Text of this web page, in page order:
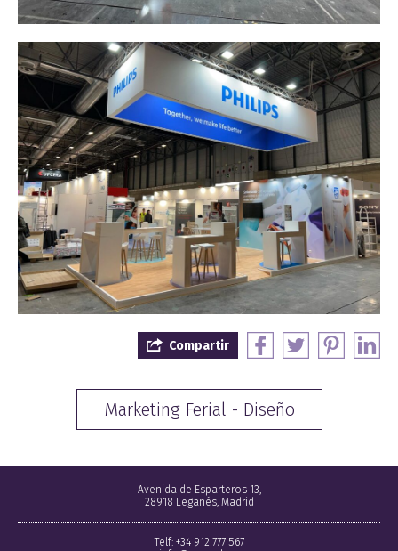
Compartir
Marketing Ferial - Diseño
Avenida de Esparteros 13,
28918 Leganés, Madrid
Telf: +34 912 777 567